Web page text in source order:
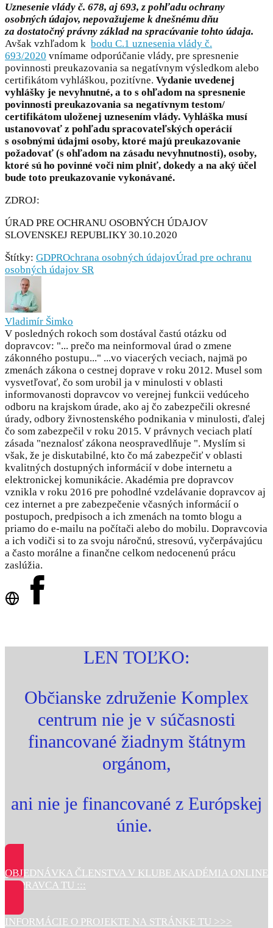
Uznesenie vlády č. 678, aj 693, z pohľadu ochrany
osobných údajov, nepovažujeme k dnešnému dňu
za dostatočný právny základ na spracúvanie tohto údaja.
Avšak vzhľadom k bodu C.1 uznesenia vlády č.
693/2020 vnímame odporúčanie vlády, pre spresnenie
povinnosti preukazovania sa negatívnym výsledkom alebo
certifikátom vyhláškou, pozitívne. Vydanie uvedenej
vyhlášky je nevyhnutné, a to s ohľadom na spresnenie
povinnosti preukazovania sa negatívnym testom/
certifikátom uloženej uznesením vlády. Vyhláška musí
ustanovovať z pohľadu spracovateľských operácií
s osobnými údajmi osoby, ktoré majú preukazovanie
požadovať (s ohľadom na zásadu nevyhnutnosti), osoby,
ktoré sú ho povinné voči nim plniť, dokedy a na aký účel
bude toto preukazovanie vykonávané.
ZDROJ:
ÚRAD PRE OCHRANU OSOBNÝCH ÚDAJOV
SLOVENSKEJ REPUBLIKY 30.10.2020
Štítky: GDPROchrana osobných údajovÚrad pre ochranu
osobných údajov SR
Vladimír Šimko
V posledných rokoch som dostával častú otázku od
dopravcov: "... prečo ma neinformoval úrad o zmene
zákonného postupu..." ...vo viacerých veciach, najmä po
zmenách zákona o cestnej doprave v roku 2012. Musel som
vysvetľovať, čo som urobil ja v minulosti v oblasti
informovanosti dopravcov vo verejnej funkcii vedúceho
odboru na krajskom úrade, ako aj čo zabezpečili okresné
úrady, odbory živnostenského podnikania v minulosti, ďalej
čo som zabezpečil v roku 2015. V právnych veciach platí
zásada "neznalosť zákona neospravedlňuje ". Myslím si
však, že je diskutabilné, kto čo má zabezpečiť v oblasti
kvalitných dostupných informácií v dobe internetu a
elektronickej komunikácie. Akadémia pre dopravcov
vznikla v roku 2016 pre pohodlné vzdelávanie dopravcov aj
cez internet a pre zabezpečenie včasných informácií o
postupoch, predpisoch a ich zmenách na tomto blogu a
priamo do e-mailu na počítači alebo do mobilu. Dopravcovia
a ich vodiči si to za svoju náročnú, stresovú, vyčerpávajúcu
a často morálne a finančne celkom nedocenenú prácu
zaslúžia.
LEN TOĽKO:
Občianske združenie Komplex
centrum nie je v súčasnosti
financované žiadnym štátnym
orgánom,
ani nie je financované z Európskej
únie.
OBJEDNÁVKA ČLENSTVA V KLUBE AKADÉMIA ONLINE
DOPRAVCA TU :::
INFORMÁCIE O PROJEKTE NA STRÁNKE TU >>>